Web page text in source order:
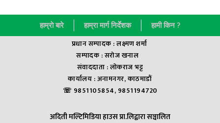
हाम्राे बारे हाम्रा मार्ग निर्देशक हामी किन ?
प्रधान सम्पादक : लक्ष्मण शर्मा
सम्पादक : सराेज खनाल
संवाददाता : लाेकराज भट्ट
कार्यालय : अनामनगर, काठमाडौं
☏ 9851105854, 9851194720
अदिती मल्टिमिडिया हाउस प्रा.लिद्वारा सञ्चालित